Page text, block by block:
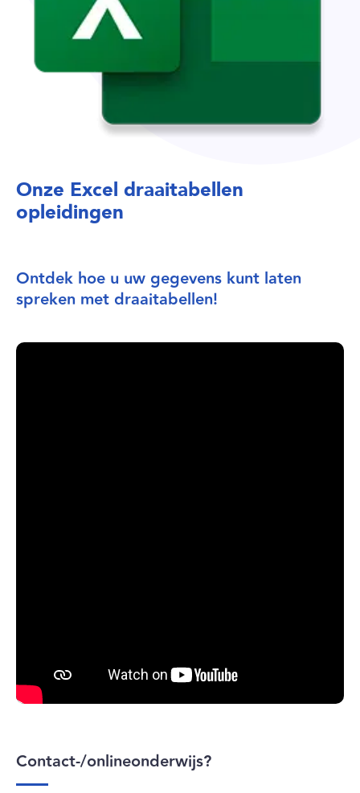
Onze Excel draaitabellen
opleidingen
Ontdek hoe u uw gegevens kunt laten
spreken met draaitabellen!
Contact-/onlineonderwijs?